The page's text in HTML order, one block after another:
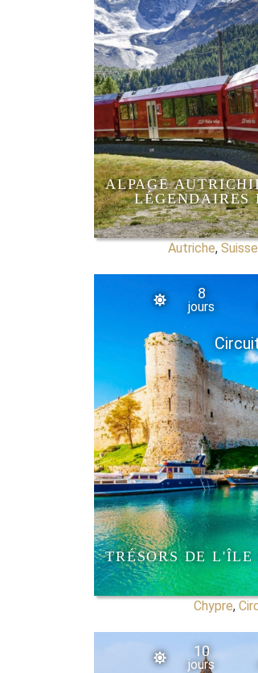
ALPAGE
LÉGENDAIRES
Autriche,Suisse
8
jours
TRÉSORS DE
Chypre,
10
jours